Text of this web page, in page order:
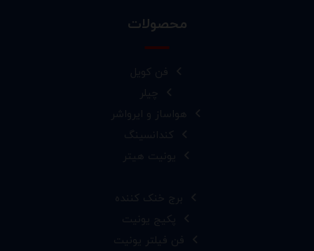
محصولات
فن کویل
چیلر
هواساز و ایرواشر
کندانسینگ
یونیت هیتر
برج خنک کننده
پکیج یونیت
فن فیلتر یونیت